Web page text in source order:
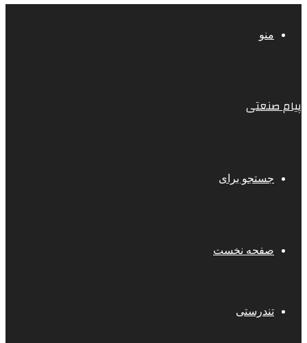
منو
پیام صنعتی
جستجو برای
صفحه نخست
تندرستی